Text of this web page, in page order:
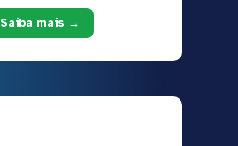
Saiba mais →